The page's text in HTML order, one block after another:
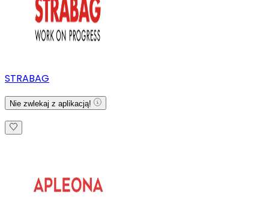
STRABAG
Nie zwlekaj z aplikacją!